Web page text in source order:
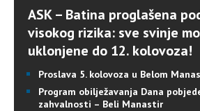
ASK – Batina proglašena
visokog rizika: sve svinje
uklonjene do 12. kolovoza!
Proslava 5. kolovoza u Belom
Program obilježavanja Dana
zahvalnosti – Beli Manastir